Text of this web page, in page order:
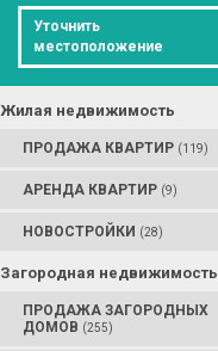
Уточнить
местоположение
Жилая недвижимость
ПРОДАЖА КВАРТИР (119)
АРЕНДА КВАРТИР (9)
НОВОСТРОЙКИ (28)
Загородная недвижимость
ПРОДАЖА ЗАГОРОДНЫХ
ДОМОВ (255)